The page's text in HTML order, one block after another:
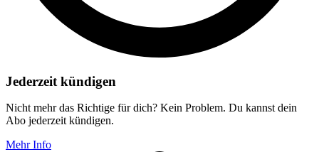
Jederzeit kündigen
Nicht mehr das Richtige für dich? Kein Problem. Du kannst dein
Abo jederzeit kündigen.
Mehr Info